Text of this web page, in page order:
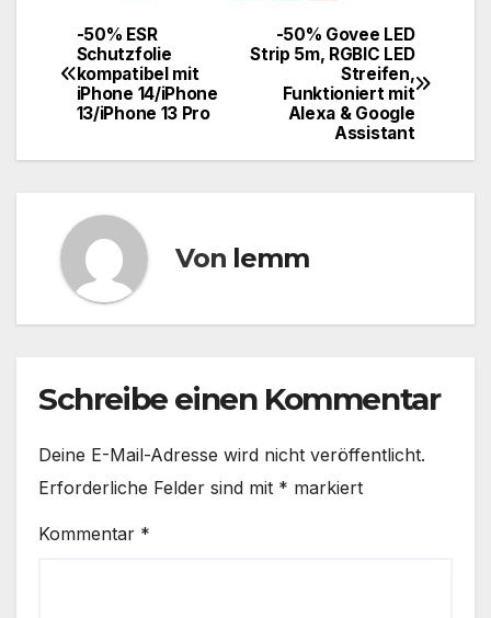
-50% Govee LED
Strip 5m, RGBIC LED
Streifen,
Funktioniert mit
Alexa & Google
Assistant
-50% ESR
Schutzfolie
kompatibel mit
iPhone 14/iPhone
13/iPhone 13 Pro
Von lemm
Schreibe einen Kommentar
Deine E-Mail-Adresse wird nicht veröffentlicht.
Erforderliche Felder sind mit * markiert
Kommentar *